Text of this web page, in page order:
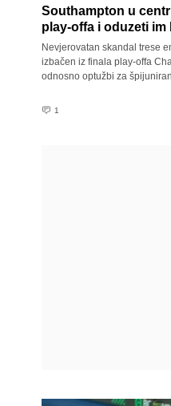
Southampton u
play-offa i oduzeti im
Nevjerovatan skandal trese
izbačen iz finala play-offa
odnosno optužbi za
1